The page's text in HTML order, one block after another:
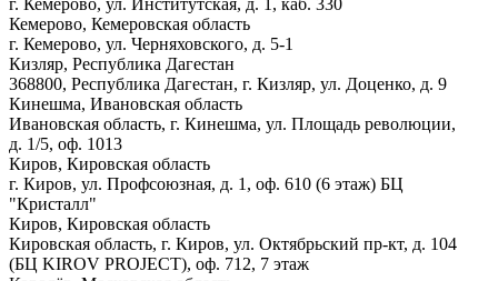
Кемерово, Кемеровская область
г. Кемерово, ул. Черняховского, д. 5-1
Кизляр, Республика Дагестан
368800, Республика Дагестан, г. Кизляр, ул. Доценко, д. 9
Кинешма, Ивановская область
Ивановская область, г. Кинешма, ул. Площадь революции,
д. 1/5, оф. 1013
Киров, Кировская область
г. Киров, ул. Профсоюзная, д. 1, оф. 610 (6 этаж) БЦ
"Кристалл"
Киров, Кировская область
Кировская область, г. Киров, ул. Октябрьский пр-кт, д. 104
(БЦ KIROV PROJECT), оф. 712, 7 этаж